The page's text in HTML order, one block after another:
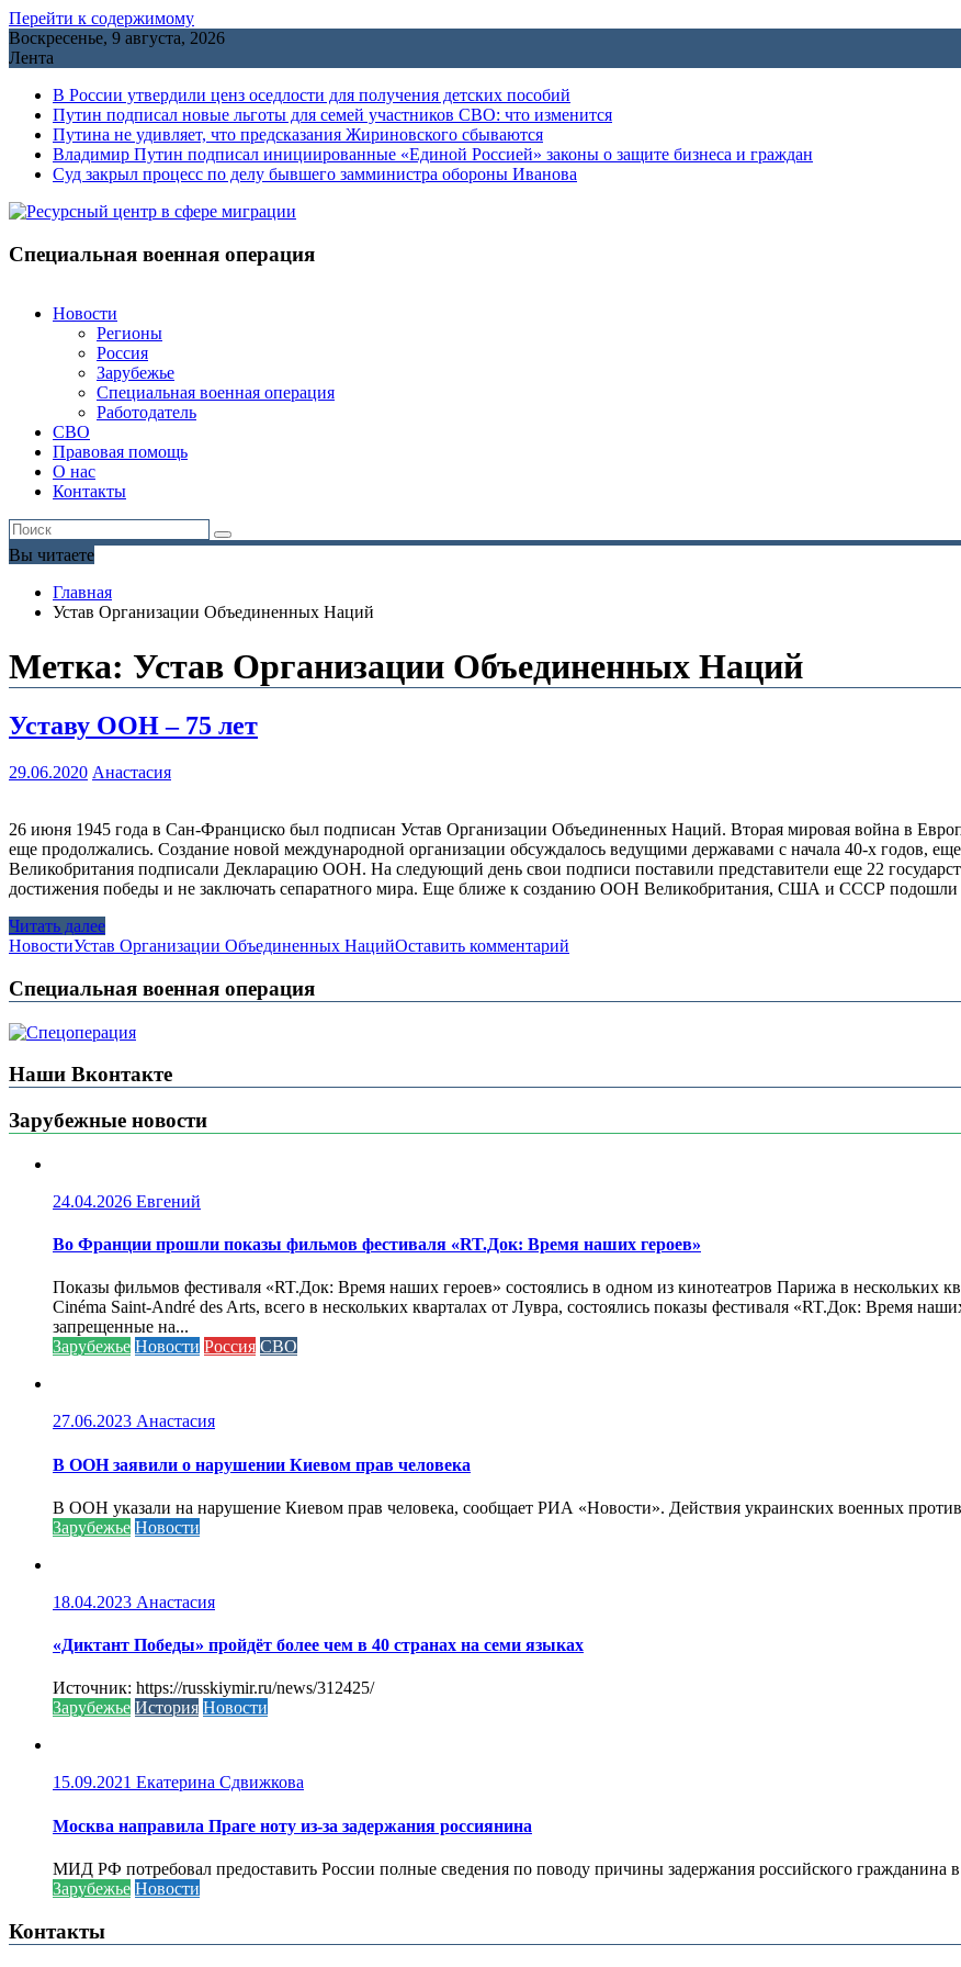
Перейти к содержимому
Воскресенье, 9 августа, 2026
Лента
В России утвердили ценз оседлости для получения детских пособий
Путин подписал новые льготы для семей участников СВО: что изменится
Путина не удивляет, что предсказания Жириновского сбываются
Владимир Путин подписал инициированные «Единой Россией» законы о защите бизнеса и граждан
Cуд закрыл процесс по делу бывшего замминистра обороны Иванова
Специальная военная операция
Новости
Регионы
Россия
Зарубежье
Специальная военная операция
Работодатель
СВО
Правовая помощь
О нас
Контакты
Вы читаете
Главная
Устав Организации Объединенных Наций
Метка: Устав Организации Объединенных Наций
Уставу ООН – 75 лет
29.06.2020 Анастасия
26 июня 1945 года в Сан-Франциско был подписан Устав Организации Объединенных Наций. Вторая мировая война в
еще продолжались. Создание новой международной организации обсуждалось ведущими державами с начала 40-х годов,
Великобритания подписали Декларацию ООН. На следующий день свои подписи поставили представители еще 22
достижения победы и не заключать сепаратного мира. Еще ближе к созданию ООН Великобритания, США и СССР
Читать далее
НовостиУстав Организации Объединенных НацийОставить комментарий
Специальная военная операция
Наши Вконтакте
Зарубежные новости
24.04.2026 Евгений
Во Франции прошли показы фильмов фестиваля «RT.Док: Время наших героев»
Показы фильмов фестиваля «RT.Док: Время наших героев» состоялись в одном из кинотеатров Парижа в нескольких
Cinéma Saint-André des Arts, всего в нескольких кварталах от Лувра, состоялись показы фестиваля «RT.Док: Время
запрещенные на...
Зарубежье Новости Россия СВО
27.06.2023 Анастасия
В ООН заявили о нарушении Киевом прав человека
В ООН указали на нарушение Киевом прав человека, сообщает РИА «Новости». Действия украинских военных
Зарубежье Новости
18.04.2023 Анастасия
«Диктант Победы» пройдёт более чем в 40 странах на семи языках
Источник: https://russkiymir.ru/news/312425/
Зарубежье История Новости
15.09.2021 Екатерина Сдвижкова
Москва направила Праге ноту из-за задержания россиянина
МИД РФ потребовал предоставить России полные сведения по поводу причины задержания российского гражданина в
Зарубежье Новости
Контакты